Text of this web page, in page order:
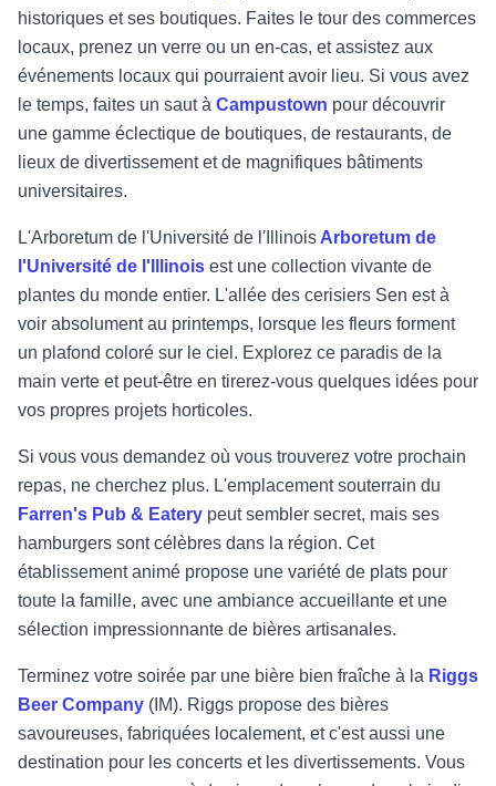
historiques et ses boutiques. Faites le tour des commerces
locaux, prenez un verre ou un en-cas, et assistez aux
événements locaux qui pourraient avoir lieu. Si vous avez
le temps, faites un saut à Campustown pour découvrir
une gamme éclectique de boutiques, de restaurants, de
lieux de divertissement et de magnifiques bâtiments
universitaires.
L'Arboretum de l'Université de l'Illinois Arboretum de
l'Université de l'Illinois est une collection vivante de
plantes du monde entier. L'allée des cerisiers Sen est à
voir absolument au printemps, lorsque les fleurs forment
un plafond coloré sur le ciel. Explorez ce paradis de la
main verte et peut-être en tirerez-vous quelques idées pour
vos propres projets horticoles.
Si vous vous demandez où vous trouverez votre prochain
repas, ne cherchez plus. L'emplacement souterrain du
Farren's Pub & Eatery peut sembler secret, mais ses
hamburgers sont célèbres dans la région. Cet
établissement animé propose une variété de plats pour
toute la famille, avec une ambiance accueillante et une
sélection impressionnante de bières artisanales.
Terminez votre soirée par une bière bien fraîche à la Riggs
Beer Company (IM). Riggs propose des bières
savoureuses, fabriquées localement, et c'est aussi une
destination pour les concerts et les divertissements. Vous